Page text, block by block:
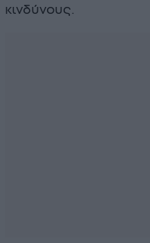
κινδύνους.